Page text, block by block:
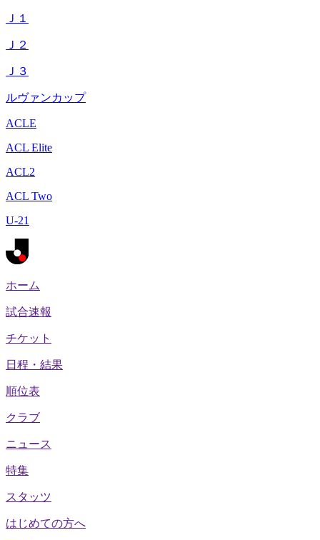
Ｊ１
Ｊ２
Ｊ３
ルヴァンカップ
ACLE
ACL Elite
ACL2
ACL Two
U-21
ホーム
試合速報
チケット
日程・結果
順位表
クラブ
ニュース
特集
スタッツ
はじめての方へ